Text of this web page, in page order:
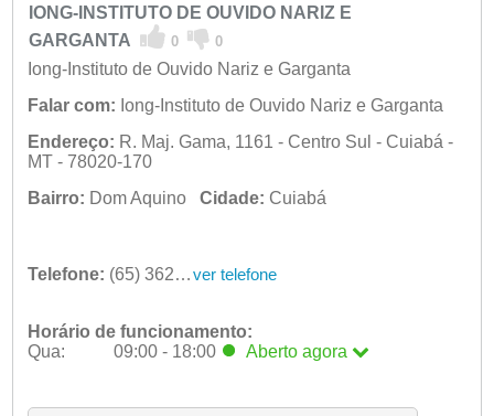
IONG-INSTITUTO DE OUVIDO NARIZ E
GARGANTA
0 0
Iong-Instituto de Ouvido Nariz e Garganta
Falar com: Iong-Instituto de Ouvido Nariz e Garganta
Endereço: R. Maj. Gama, 1161 - Centro Sul - Cuiabá -
MT - 78020-170
Bairro: Dom Aquino Cidade: Cuiabá
Telefone: (65) 3624-6807 ver telefone
Horário de funcionamento:
Qua:
09:00 - 18:00 Aberto agora
Ter:
09:00 - 18:00